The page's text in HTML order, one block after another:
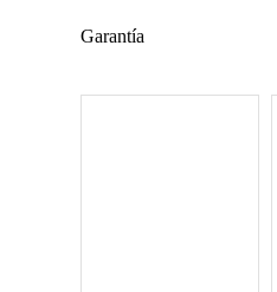
Garantía